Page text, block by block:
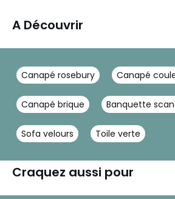
A Découvrir
Canapé rosebury Canapé
Canapé brique Banquette
Sofa velours Toile verte
Craquez aussi pour